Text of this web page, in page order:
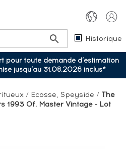
Historique
pour toute demande d’estimation
jusqu’au 31.08.2026 inclus*
/ Ecosse, Speyside / The
1993 Of. Master Vintage - Lot